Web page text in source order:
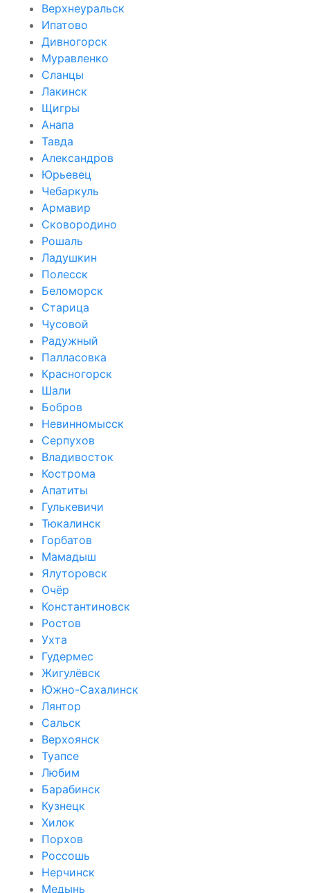
Верхнеуральск
Ипатово
Дивногорск
Муравленко
Сланцы
Лакинск
Щигры
Анапа
Тавда
Александров
Юрьевец
Чебаркуль
Армавир
Сковородино
Рошаль
Ладушкин
Полесск
Беломорск
Старица
Чусовой
Радужный
Палласовка
Красногорск
Шали
Бобров
Невинномысск
Серпухов
Владивосток
Кострома
Апатиты
Гулькевичи
Тюкалинск
Горбатов
Мамадыш
Ялуторовск
Очёр
Константиновск
Ростов
Ухта
Гудермес
Жигулёвск
Южно-Сахалинск
Лянтор
Сальск
Верхоянск
Туапсе
Любим
Барабинск
Кузнецк
Хилок
Порхов
Россошь
Нерчинск
Медынь